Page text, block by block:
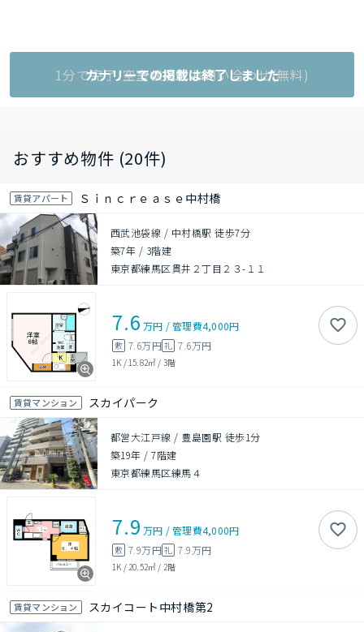
1分で完了!空室状況をお問い合わせ(無料)
カナリーでの掲載は終了しました
おすすめ物件 (20件)
賃貸アパート Ｓｉｎｃｒｅａｓｅ中村橋
西武池袋線 / 中村橋駅 徒歩7分
築7年 / 3階建
東京都練馬区貫井２丁目２３-１１
7.6 万円 /管理費4,000円
敷 7.6万円礼 7.6万円
1K / 15.82㎡ / 3階
賃貸マンション スカイパーク
都営大江戸線 / 豊島園駅 徒歩1分
築19年 /7階建
東京都練馬区練馬４
7.9 万円 /管理費4,000円
敷 7.9万円礼 7.9万円
1K / 20.52㎡ / 2階
賃貸マンション スカイコート中村橋第2